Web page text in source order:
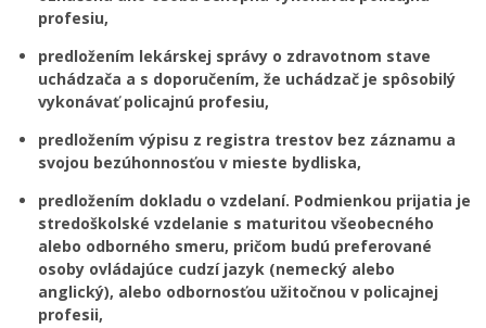
MESTSKÁ POLÍCIA BANSKÁ BYSTRICA
História
Galéria náčelníkov
Pracovná ponuka
Organizácie zriadené a založené mestom
Udržateľný mestský rozvoj
Územné plánovanie
Tlačové správy
Samospráva pre cudzincov – Novobystričanov
profesiu,
predložením lekárskej správy o zdravotnom stave
uchádzača a s doporučením, že uchádzač je spôsobilý
vykonávať policajnú profesiu,
predložením výpisu z registra trestov bez záznamu a
svojou bezúhonnosťou v mieste bydliska,
predložením dokladu o vzdelaní. Podmienkou prijatia je
stredoškolské vzdelanie s maturitou všeobecného
alebo odborného smeru, pričom budú preferované
osoby ovládajúce cudzí jazyk (nemecký alebo
anglický), alebo odbornosťou užitočnou v policajnej
profesii,